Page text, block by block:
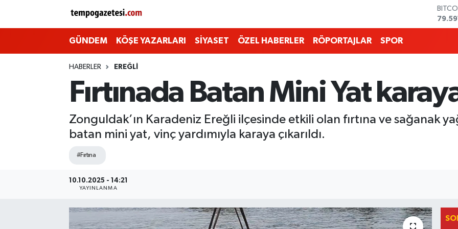
EURO
GÜNDEM KÖŞE YAZARLARI SİYASET ÖZEL HABERLER RÖPORTAJLAR SPOR
HABERLER EREĞLI
Fırtınada Batan Mini Yat
Zonguldak’ın Karadeniz Ereğli ilçesinde etkili olan fırtına ve sağanak
batan mini yat, vinç yardımıyla karaya çıkarıldı.
#Fırtına
10.10.2025 - 14:21
YAYINLANMA
Zonguldak Nöbetçi Eczaneler
Zonguldak Hava Durumu
Zonguldak Namaz Vakitleri
Zonguldak Trafik Yoğunluk Haritası
Süper Lig Puan Durumu ve Fikstür
Haber Arşivi